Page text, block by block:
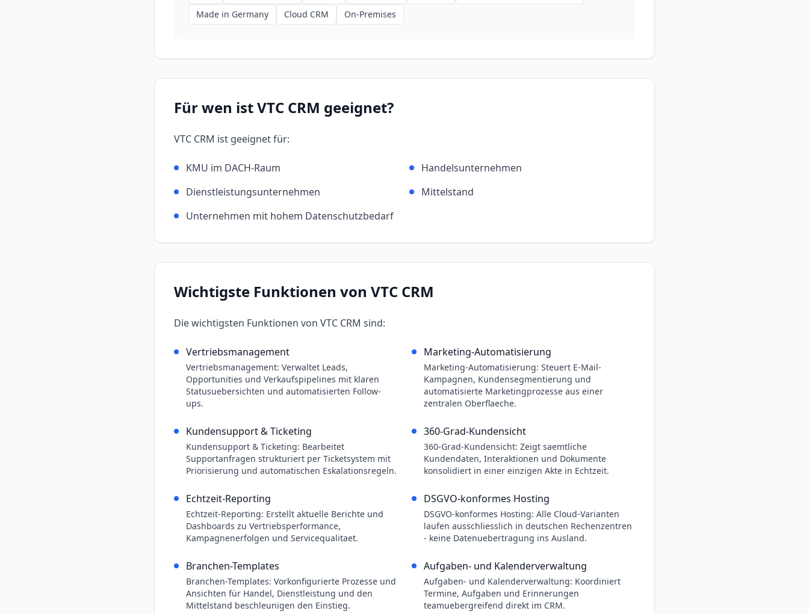
Made in Germany
Cloud CRM On-Premises
Für wen istVTC CRM geeignet?
VTC CRM ist geeignet für:
KMU im DACH-Raum
Handelsunternehmen
Dienstleistungsunternehmen
Mittelstand
Unternehmen mit hohem Datenschutzbedarf
Wichtigste Funktionen von VTC CRM
Die wichtigsten Funktionen von VTC CRM sind:
Vertriebsmanagement
Vertriebsmanagement: Verwaltet Leads,
Opportunities und Verkaufspipelines mit klaren
Statusuebersichten und automatisierten Follow-
ups.
Marketing-Automatisierung
Marketing-Automatisierung: Steuert E-Mail-
Kampagnen, Kundensegmentierung und
automatisierte Marketingprozesse aus einer
zentralen Oberflaeche.
Kundensupport & Ticketing
Kundensupport & Ticketing: Bearbeitet
Supportanfragen strukturiert per Ticketsystem mit
Priorisierung und automatischen Eskalationsregeln.
360-Grad-Kundensicht
360-Grad-Kundensicht: Zeigt saemtliche
Kundendaten, Interaktionen und Dokumente
konsolidiert in einer einzigen Akte in Echtzeit.
Echtzeit-Reporting
Echtzeit-Reporting: Erstellt aktuelle Berichte und
Dashboards zu Vertriebsperformance,
Kampagnenerfolgen und Servicequalitaet.
DSGVO-konformes Hosting
DSGVO-konformes Hosting: Alle Cloud-Varianten
laufen ausschliesslich in deutschen Rechenzentren
- keine Datenuebertragung ins Ausland.
Branchen-Templates
Branchen-Templates: Vorkonfigurierte Prozesse und
Ansichten für Handel, Dienstleistung und den
Mittelstand beschleunigen den Einstieg.
Aufgaben- und Kalenderverwaltung
Aufgaben- und Kalenderverwaltung: Koordiniert
Termine, Aufgaben und Erinnerungen
teamuebergreifend direkt im CRM.